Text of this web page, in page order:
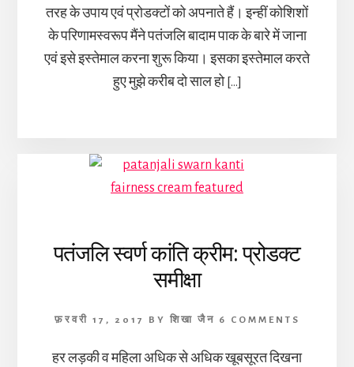
तरह के उपाय एवं प्रोडक्टों को अपनाते हैं। इन्हीं कोशिशों
के परिणामस्वरूप मैंने पतंजलि बादाम पाक के बारे में जाना
एवं इसे इस्तेमाल करना शुरू किया। इसका इस्तेमाल करते
हुए मुझे करीब दो साल हो […]
पतंजलि स्वर्ण कांति क्रीम: प्रोडक्ट
समीक्षा
फ़रवरी 17, 2017 BY शिखा जैन 6 COMMENTS
हर लड़की व महिला अधिक से अधिक खूबसूरत दिखना